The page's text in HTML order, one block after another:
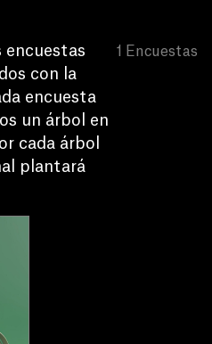
encuestas
con la
encuesta
un árbol en
cada árbol
plantará
1 Encuestas